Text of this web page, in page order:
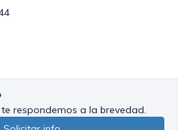
respondemos a la brevedad.